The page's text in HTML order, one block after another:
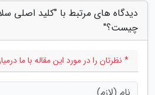
دیدگاه های مرتبط با "کلید اصلی
چیست؟"
* نظرتان را در مورد این مقاله با ما